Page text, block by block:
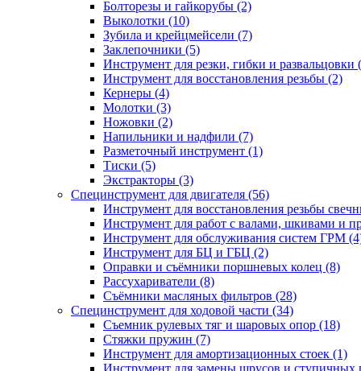
Болторезы и гайкорубы (2)
Выколотки (10)
Зубила и крейцмейсели (7)
Заклепочники (5)
Инструмент для резки, гибки и развальцовки
Инструмент для восстановления резьбы (2)
Кернеры (4)
Молотки (3)
Ножовки (2)
Напильники и надфили (7)
Разметочный инструмент (1)
Тиски (5)
Экстракторы (3)
Специнструмент для двигателя (56)
Инструмент для восстановления резьбы
Инструмент для работ с валами, шкивами и
Инструмент для обслуживания систем ГРМ
Инструмент для БЦ и ГБЦ (2)
Оправки и съёмники поршневых колец (8)
Рассухариватели (8)
Съёмники масляных фильтров (28)
Специнструмент для ходовой части (34)
Съемник рулевых тяг и шаровых опор (18)
Стяжки пружин (7)
Инструмент для амортизационных стоек (1)
Инструмент для замены шрусов и